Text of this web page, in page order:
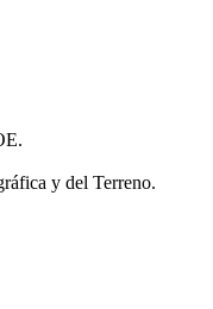
y del Terreno.